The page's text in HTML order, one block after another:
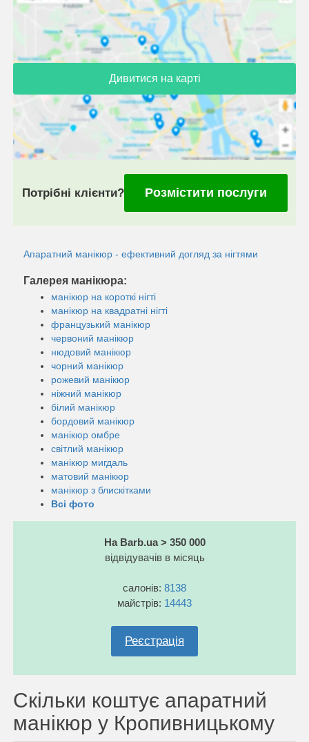
Дивитися на карті
Потрібні клієнти? Розмістити послуги
Апаратний манікюр - ефективний догляд за нігтями
Галерея манікюра:
манікюр на короткі нігті
манікюр на квадратні нігті
французький манікюр
червоний манікюр
нюдовий манікюр
чорний манікюр
рожевий манікюр
ніжний манікюр
білий манікюр
бордовий манікюр
манікюр омбре
світлий манікюр
манікюр мигдаль
матовий манікюр
манікюр з блискітками
Всі фото
На Barb.ua > 350 000
відвідувачів в місяць
салонів: 8138
майстрів: 14443
Реєстрація
Скільки коштує апаратний
манікюр у Кропивницькому